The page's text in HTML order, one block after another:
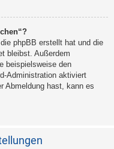
phpBB erstellt hat und die
bleibst. Außerdem
beispielsweise den
Administration aktiviert
Abmeldung hast, kann es